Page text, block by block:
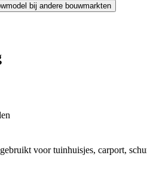
bij andere bouwmarkten
voor tuinhuisjes, carport,